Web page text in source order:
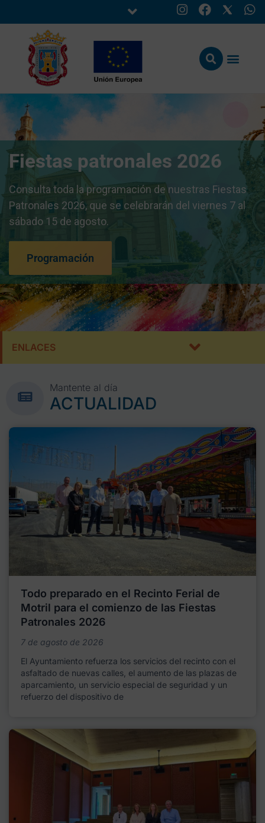
Fiestas patronales 2026
Consulta toda la programación de nuestras Fiestas
Patronales 2026, que se celebrarán del viernes 7 al
sábado 15 de agosto.
Programación
ENLACES
Mantente al día
ACTUALIDAD
Todo preparado en el Recinto Ferial de
Motril para el comienzo de las Fiestas
Patronales 2026
7 de agosto de 2026
El Ayuntamiento refuerza los servicios del recinto con el
asfaltado de nuevas calles, el aumento de las plazas de
aparcamiento, un servicio especial de seguridad y un
refuerzo del dispositivo de